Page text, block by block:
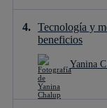
Tecnología y
beneficios
Yanina